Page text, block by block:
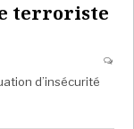
terroriste
d’insécurité